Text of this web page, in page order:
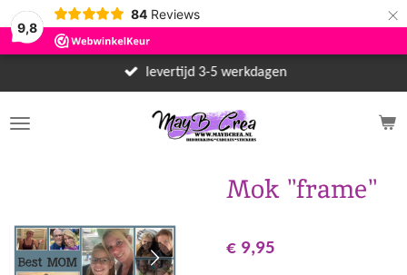
9,8
84 Reviews ×
levertijd 3-5 werkdagen
Mok "frame"
€ 9,95